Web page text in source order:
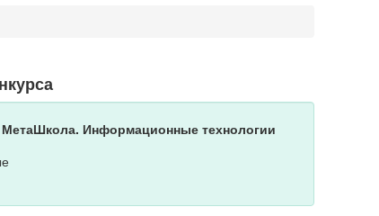
МетаШкола. Информационные технологии